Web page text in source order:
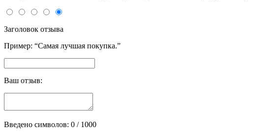
Заголовок отзыва
Пример: “Самая лучшая покупка.”
Ваш отзыв:
Введено символов: 0 / 1000